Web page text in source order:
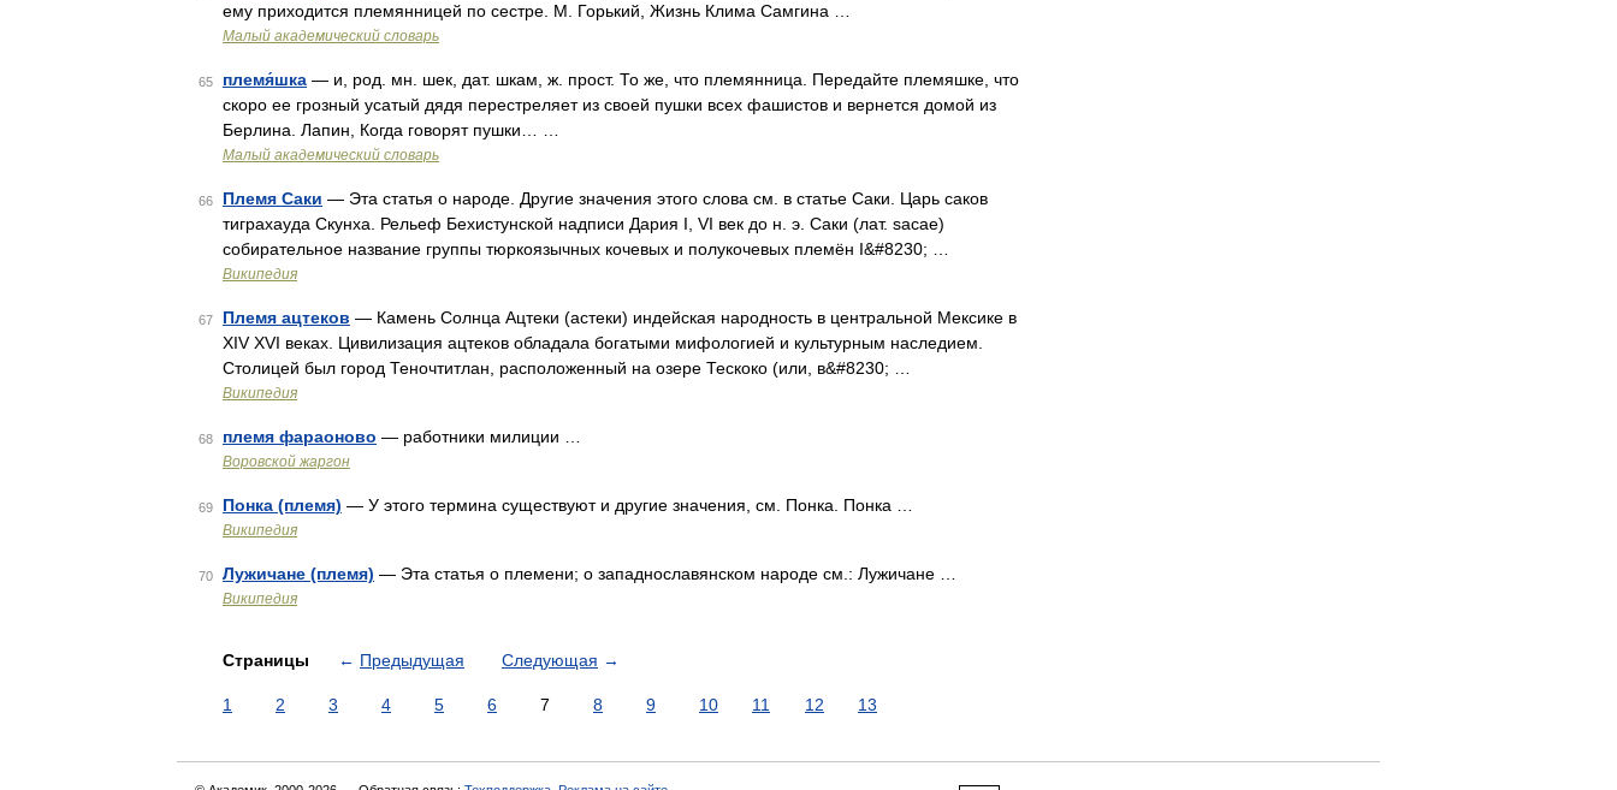
ему приходится племянницей по сестре. М. Горький, Жизнь Клима Самгина …
Малый академический словарь
65 племя́шка — и, род. мн. шек, дат. шкам, ж. прост. То же, что племянница. Передайте племяшке, что
скоро ее грозный усатый дядя перестреляет из своей пушки всех фашистов и вернется домой из
Берлина. Лапин, Когда говорят пушки… …
Малый академический словарь
66 Племя Саки — Эта статья о народе. Другие значения этого слова см. в статье Саки. Царь саков
тиграхауда Скунха. Рельеф Бехистунской надписи Дария I, VI век до н. э. Саки (лат. sacae)
собирательное название группы тюркоязычных кочевых и полукочевых племён I&#8230; …
Википедия
67 Племя ацтеков — Камень Солнца Ацтеки (астеки) индейская народность в центральной Мексике в
XIV XVI веках. Цивилизация ацтеков обладала богатыми мифологией и культурным наследием.
Столицей был город Теночтитлан, расположенный на озере Тескоко (или, в&#8230; …
Википедия
68 племя фараоново — работники милиции …
Воровской жаргон
69 Понка (племя) — У этого термина существуют и другие значения, см. Понка. Понка …
Википедия
70 Лужичане (племя) — Эта статья о племени; о западнославянском народе см.: Лужичане …
Википедия
Страницы ← Предыдущая Следующая →
1 2 3 4 5 6 7 8 9 10 11 12 13